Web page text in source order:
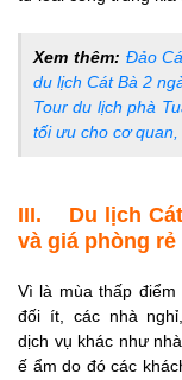
Xem thêm: Đảo
du lịch Cát Bà 2
Tour du lịch phà
tối ưu cho cơ
III. Du lịch Cát
và giá phòng
Vì là mùa thấp
đối ít, các nhà
dịch vụ khác như
ế ẩm do đó các